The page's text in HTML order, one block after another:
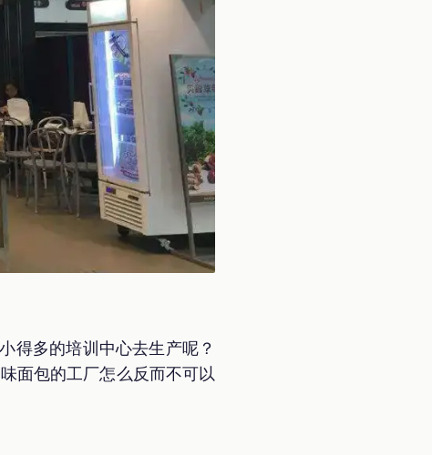
得多的培训中心去生产呢？
面包的工厂怎么反而不可以